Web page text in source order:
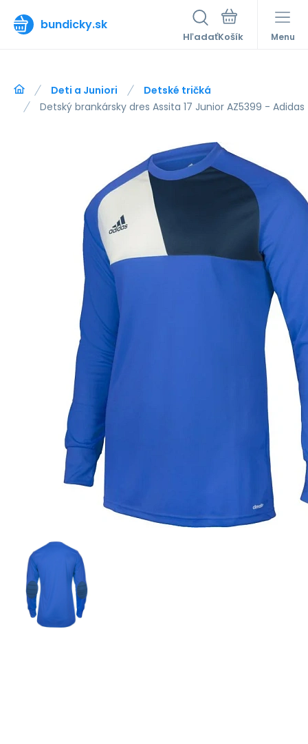
bundicky.sk
Hľadať Menu
Deti a Juniori
Detské tričká
Detský brankársky dres Assita 17 Junior AZ5399 - Adidas